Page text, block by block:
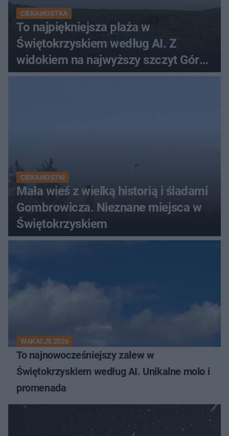
CIEKAWOSTKA
To najpiękniejsza plaża w
Świętokrzyskiem według AI. Z
widokiem na najwyższy szczyt Gór
Świętokrzyskich
CIEKAWOSTKI
Mała wieś z wielką historią i śladami
Gombrowicza. Nieznane miejsca w
Świętokrzyskiem
WAKACJE 2026
To najnowocześniejszy zalew w
Świętokrzyskiem według AI. Unikalne molo i
promenada